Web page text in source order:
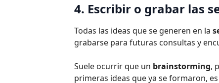
4. Escribir o grabar las
Todas las ideas que se generen en la
grabarse para futuras consultas y
Suele ocurrir que un brainstorming,
primeras ideas que ya se formaron,